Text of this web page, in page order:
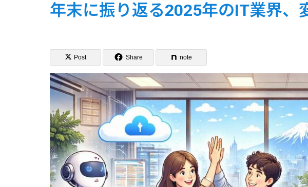
年末に振り返る2025年のIT業界、
Post Share note